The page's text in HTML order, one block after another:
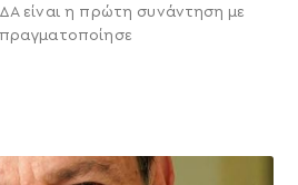
είναι η πρώτη συνάντηση με